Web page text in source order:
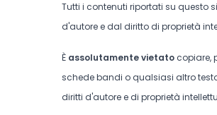
Tutti i contenuti riportati su questo
d'autore e dal diritto di proprietà
È assolutamente vietato copiare,
schede bandi o qualsiasi altro
diritti d'autore e di proprietà